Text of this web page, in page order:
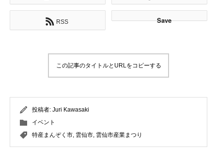
RSS Save
この記事のタイトルとURLをコピーする
投稿者: Juri Kawasaki
イベント
特産まんぞく市 雲仙市 雲仙市産業まつり